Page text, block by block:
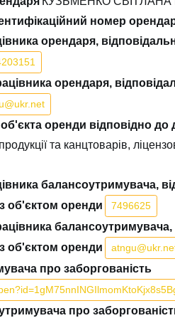
номер
орендаря,
орендаря,
оренди відповідно до
та канцтоварів,
балансоутримувача,
об'єктом оренди
7496625
об'єктом оренди
про заборгованість
про